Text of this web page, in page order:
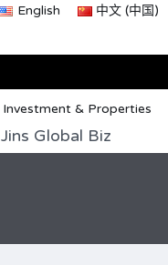
English 中文 (中国)
Jins Global Biz